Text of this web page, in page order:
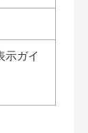
ガイ